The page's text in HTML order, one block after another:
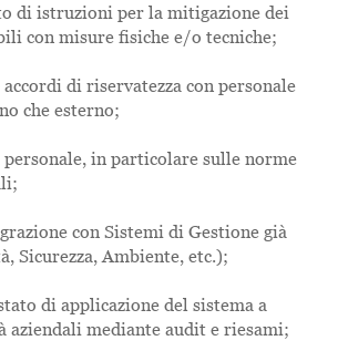
di istruzioni per la mitigazione dei
con misure fisiche e/o tecniche;
di riservatezza con personale
che esterno;
in particolare sulle norme
con Sistemi di Gestione già
Sicurezza, Ambiente, etc.);
di applicazione del sistema a
mediante audit e riesami;